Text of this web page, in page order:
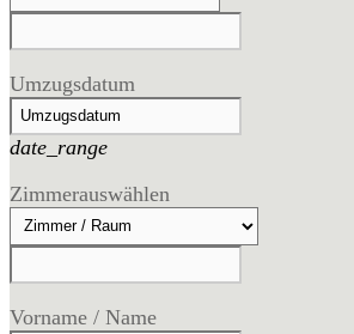
Umzugsdatum
date_range
Zimmerauswählen
Vorname / Name